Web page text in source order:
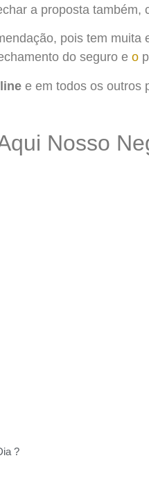
a proposta também,
pois tem
do seguro e o
e em todos os outros
Nosso
?